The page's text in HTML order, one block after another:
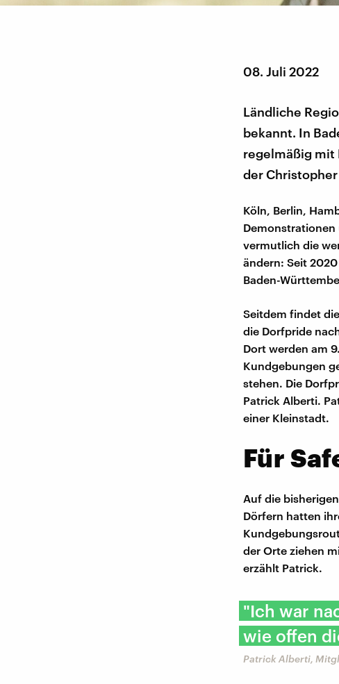
08. Juli 2022
Ländliche
bekannt. In
regelmäßig mit
der
Köln, Berlin,
Demonstrationen
vermutlich die
ändern: Seit
Baden-
Seitdem findet
die Dorfpride
Dort werden am
Kundgebungen
stehen. Die
Patrick Alberti.
einer Kleinstadt.
Für
Auf die
Dörfern hatten
der Orte ziehen
erzählt Patrick.
"Ich war
wie offen
Patrick Alberti,